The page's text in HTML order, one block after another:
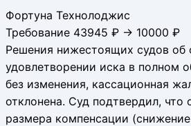
Фортуна Технолоджис
Требование 43945 ₽ → 10000 ₽
Решения нижестоящих судов об
удовлетворении иска в полном
без изменения, кассационная
отклонена. Суд подтвердил, что
размера компенсации